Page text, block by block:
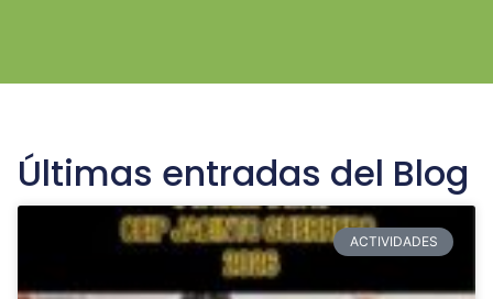
Últimas entradas del Blog
ACTIVIDADES